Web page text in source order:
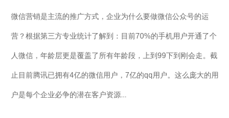
微信营销是主流的推广方式，企业为什么要做微信公众号的运
营？根据第三方专业统计了解到：目前70%的手机用户开通了个
人微信，年龄层更是覆盖了所有年龄段，上到99下到刚会走。截
止目前腾讯已拥有4亿的微信用户，7亿的qq用户。这么庞大的用
户是每个企业必争的潜在客户资源...